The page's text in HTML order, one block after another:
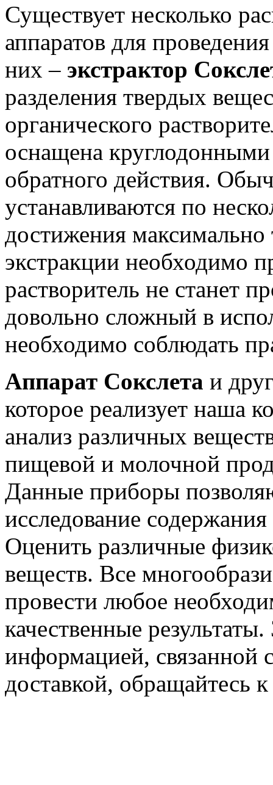
Существует несколько
аппаратов для
них – экстрактор
разделения твердых
органического
оснащена
обратного действия.
устанавливаются по
достижения максимально
экстракции необходимо
растворитель не станет
довольно сложный в
необходимо соблюдать
Аппарат Сокслета и
которое реализует наша
анализ различных
пищевой и молочной
Данные приборы
исследование
Оценить различные
веществ. Все
провести любое
качественные
информацией, связанной
доставкой, обращайтесь